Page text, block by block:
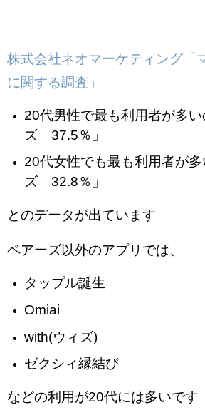
株式会社ネオマーケティング「
に関する調査」
20代男性で最も利用者が多
ズ 37.5％」
20代女性でも最も利用者が
ズ 32.8％」
とのデータが出ています
ペアーズ以外のアプリでは、
タップル誕生
Omiai
with(ウィズ)
ゼクシィ縁結び
などの利用が20代には多いです